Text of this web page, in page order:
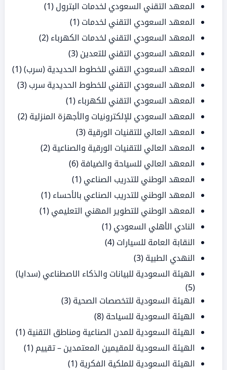
المعهد التقني السعودي لخدمات البترول (1)
المعهد السعودي التقني لخدمات (1)
المعهد السعودي التقني لخدمات الكهرباء (2)
المعهد السعودي التقني للتعدين (3)
المعهد السعودي التقني للخطوط الحديدية (سرب)(1)
المعهد السعودي التقني للخطوط الحديدية سرب (3)
المعهد السعودي التقني للكهرباء (1)
المعهد السعودي للإلكترونيات والأجهزة المنزلية (2)
المعهد العالي للتقنيات الورقية (3)
المعهد العالي للتقنيات الورقية والصناعية (2)
المعهد العالي للسياحة والضيافة (6)
المعهد الوطني للتدريب الصناعي (1)
المعهد الوطني للتدريب الصناعي بالأحساء (1)
المعهد الوطني للتطوير المهني التعليمي (1)
النادي الأهلي السعودي (1)
النقابة العامة للسيارات (4)
النهدي الطبية (3)
الهيئة السعودية للبيانات والذكاء الاصطناعي (سدايا)
(5)
الهيئة السعودية للتخصصات الصحية (3)
الهيئة السعودية للسياحة (8)
الهيئة السعودية للمدن الصناعية ومناطق التقنية (1)
الهيئة السعودية للمقيمين المعتمدين – تقييم (1)
الهيئة السعودية للملكية الفكرية (1)